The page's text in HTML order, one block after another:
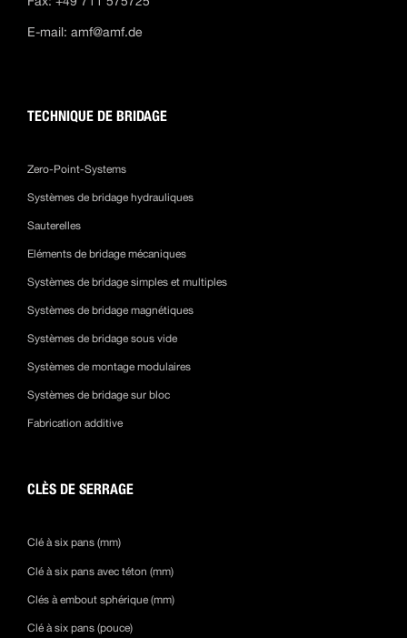
E-mail: amf@amf.de
TECHNIQUE DE BRIDAGE
Zero-Point-Systems
Systèmes de bridage hydrauliques
Sauterelles
Eléments de bridage mécaniques
Systèmes de bridage simples et multiples
Systèmes de bridage magnétiques
Systèmes de bridage sous vide
Systèmes de montage modulaires
Systèmes de bridage sur bloc
Fabrication additive
CLÈS DE SERRAGE
Clé à six pans (mm)
Clé à six pans avec téton (mm)
Clés à embout sphérique (mm)
Clé à six pans (pouce)